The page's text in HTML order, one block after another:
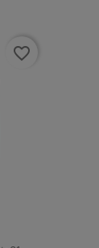
favorite_border